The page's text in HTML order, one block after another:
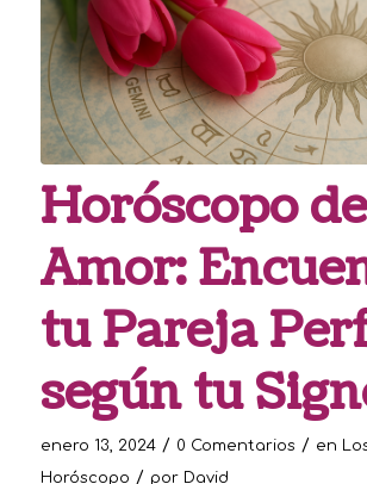
Horóscopo
Amor:
tu Pareja
según tu
enero 13, 2024 / 0 Comentarios / en
Horóscopo / por David